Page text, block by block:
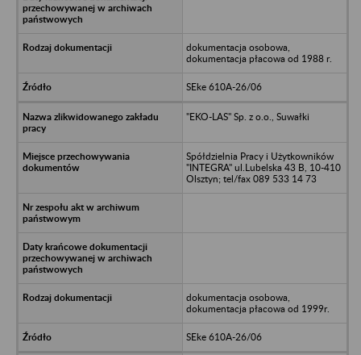
dokumentacja osobowa,
dokumentacja płacowa od 1988 r.
SEke 610A-26/06
"EKO-LAS" Sp. z o.o., Suwałki
Spółdzielnia Pracy i Użytkowników
"INTEGRA" ul.Lubelska 43 B, 10-410
Olsztyn; tel/fax 089 533 14 73
dokumentacja osobowa,
dokumentacja płacowa od 1999r.
SEke 610A-26/06